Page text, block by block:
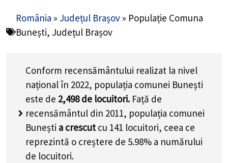
România » Județul Brașov » Populație Comuna
Bunești, Județul Brașov
Conform recensământului realizat la nivel
național în 2022, populația comunei Bunești
este de 2,498de locuitori. Față de
recensământul din 2011, populația comunei
Bunești a crescut cu 141 locuitori, ceea ce
reprezintă o creștere de 5.98% a numărului
de locuitori.